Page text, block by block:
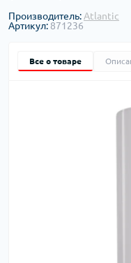
Производитель: Atlantic
Артикул: 871236
Все о товаре